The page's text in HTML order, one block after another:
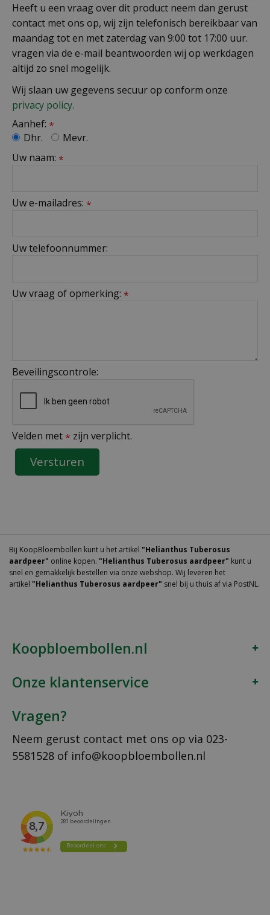
Heeft u een vraag over dit product neem dan gerust
contact met ons op, wij zijn telefonisch bereikbaar van
maandag tot en met zaterdag van 9:00 tot 17:00 uur.
vragen via de e-mail beantwoorden wij op werkdagen
altijd zo snel mogelijk.
Wij slaan uw gegevens secuur op conform onze
privacy policy.
Aanhef: *
Dhr.
Mevr.
Uw naam: *
Uw e-mailadres: *
Uw telefoonnummer:
Uw vraag of opmerking: *
Beveilingscontrole:
Velden met * zijn verplicht.
Bij KoopBloembollen kunt u het artikel "Helianthus Tuberosus
aardpeer" online kopen. "Helianthus Tuberosus aardpeer" kunt u
snel en gemakkelijk bestellen via onze webshop. Wij leveren het
artikel "Helianthus Tuberosus aardpeer" snel bij u thuis af via PostNL.
Koopbloembollen.nl
Onze klantenservice
Vragen?
Neem gerust contact met ons op via 023-
5581528 of info@koopbloembollen.nl